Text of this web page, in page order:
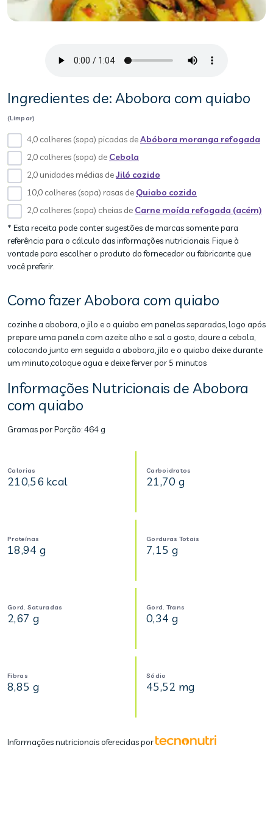
Ingredientes de: Abobora com quiabo
(Limpar)
4,0 colheres (sopa) picadas deAbóbora moranga refogada
2,0 colheres (sopa) de Cebola
2,0 unidades médias deJiló cozido
10,0 colheres (sopa) rasas de Quiabo cozido
2,0 colheres (sopa) cheias de Carne moída refogada (acém)
* Esta receita pode conter sugestões de marcas somente para
referência para o cálculo das informações nutricionais. Fique à
vontade para escolher o produto do fornecedor ou fabricante que
você preferir.
Como fazer Abobora com quiabo
cozinhe a abobora, o jilo e o quiabo em panelas separadas, logo após
prepare uma panela com azeite alho e sal a gosto, doure a cebola,
colocando junto em seguida a abobora, jilo e o quiabo deixe durante
um minuto,coloque agua e deixe ferver por 5 minutos
Informações Nutricionais de Abobora
com quiabo
Gramas por Porção:464 g
Calorias
210,56 kcal
Carboidratos
21,70 g
Proteínas
18,94 g
Gorduras Totais
7,15 g
Gord. Saturadas
2,67 g
Gord. Trans
0,34 g
Fibras
8,85 g
Sódio
45,52 mg
Informações nutricionais oferecidas por